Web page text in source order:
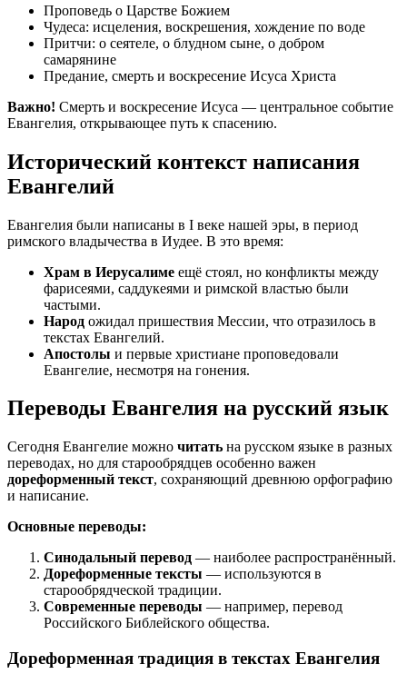
Проповедь о Царстве Божием
Чудеса: исцеления, воскрешения, хождение по воде
Притчи: о сеятеле, о блудном сыне, о добром
самарянине
Предание, смерть и воскресение Исуса Христа
Важно! Смерть и воскресение Исуса — центральное событие
Евангелия, открывающее путь к спасению.
Исторический контекст написания
Евангелий
Евангелия были написаны в I веке нашей эры, в период
римского владычества в Иудее. В это время:
Храм в Иерусалиме ещё стоял, но конфликты между
фарисеями, саддукеями и римской властью были
частыми.
Народ ожидал пришествия Мессии, что отразилось в
текстах Евангелий.
Апостолы и первые христиане проповедовали
Евангелие, несмотря на гонения.
Переводы Евангелия на русский язык
Сегодня Евангелие можно читать на русском языке в разных
переводах, но для старообрядцев особенно важен
дореформенный текст, сохраняющий древнюю орфографию
и написание.
Основные переводы:
Синодальный перевод — наиболее распространённый.
Дореформенные тексты — используются в
старообрядческой традиции.
Современные переводы — например, перевод
Российского Библейского общества.
Дореформенная традиция в текстах Евангелия